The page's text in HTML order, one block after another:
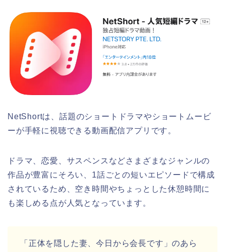
NetShortは、話題のショートドラマやショートムービ
ーが手軽に視聴できる動画配信アプリです。
ドラマ、恋愛、サスペンスなどさまざまなジャンルの
作品が豊富にそろい、1話ごとの短いエピソードで構成
されているため、空き時間やちょっとした休憩時間に
も楽しめる点が人気となっています。
「正体を隠した妻、今日から会長です」のあら